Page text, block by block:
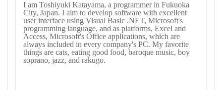
I am Toshiyuki Katayama, a programmer in Fukuoka
City, Japan. I aim to develop software with excellent
user interface using Visual Basic .NET, Microsoft's
programming language, and as platforms, Excel and
Access, Microsoft's Office applications, which are
always included in every company's PC. My favorite
things are cats, eating good food, baroque music, boy
soprano, jazz, and rakugo.